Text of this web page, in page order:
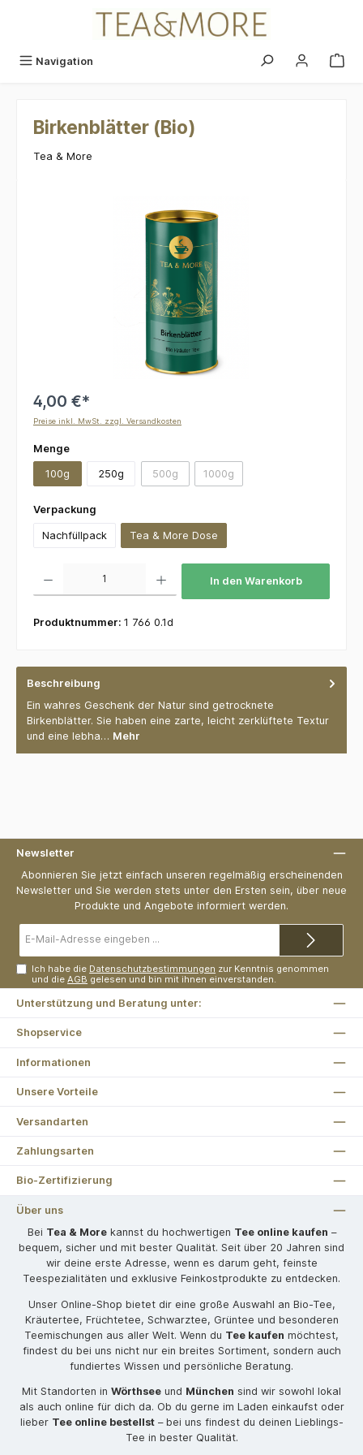
Navigation
Birkenblätter (Bio)
Tea & More
4,00 €*
Preise inkl. MwSt. zzgl. Versandkosten
Mengeauswählen
100g 250g 500g(Diese Option ist zurzeit nicht verfügbar.)
1000g(Diese Option ist zurzeit nicht
Verpackung
Nachfüllpack Tea & More Dose
In den Warenkorb
Produktnummer: 1 766 0.1d
Beschreibung
Ein wahres Geschenk der Natur sind getrocknete
Birkenblätter. Sie haben eine zarte, leicht zerklüftete Textur
und eine lebha… Mehr
Newsletter
Abonnieren Sie jetzt einfach unseren regelmäßig erscheinenden
Newsletter und Sie werden stets unter den Ersten sein, über neue
Produkte und Angebote informiert werden.
Mail-
Ich habe die Datenschutzbestimmungen zur Kenntnis genommen
und dieAGB gelesen und bin mit ihnen einverstanden.
Unterstützung und Beratung unter:
Shopservice
Informationen
Unsere Vorteile
Versandarten
Zahlungsarten
Bio-Zertifizierung
Über uns
Bei Tea & Morekannst du hochwertigen Tee online kaufen –
bequem, sicher und mit bester Qualität. Seit über 20 Jahren sind
wir deine erste Adresse, wenn es darum geht, feinste
Teespezialitäten und exklusive Feinkostprodukte zu entdecken.
Unser Online-Shop bietet dir eine große Auswahl an Bio-Tee,
Kräutertee, Früchtetee, Schwarztee, Grüntee und besonderen
Teemischungen aus aller Welt. Wenn du Tee kaufen möchtest,
findest du bei uns nicht nur ein breites Sortiment, sondern auch
fundiertes Wissen und persönliche Beratung.
Mit Standorten in Wörthsee und München sind wir sowohl lokal
als auch online für dich da. Ob du gerne im Laden einkaufst oder
lieber Tee online bestellst– bei uns findest du deinen Lieblings-
Tee in bester Qualität.